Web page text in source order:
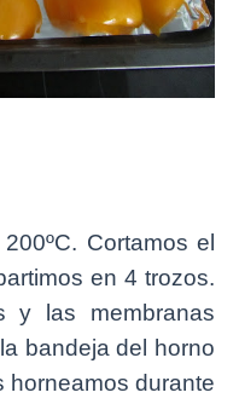
Cortamos el
en 4 trozos.
y las membranas
bandeja del horno
horneamos durante